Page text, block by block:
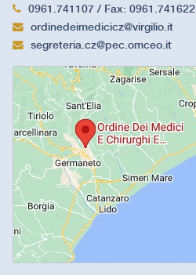
0961.741107 / Fax: 0961.741622
ordinedeimedicicz@virgilio.it
segreteria.cz@pec.omceo.it